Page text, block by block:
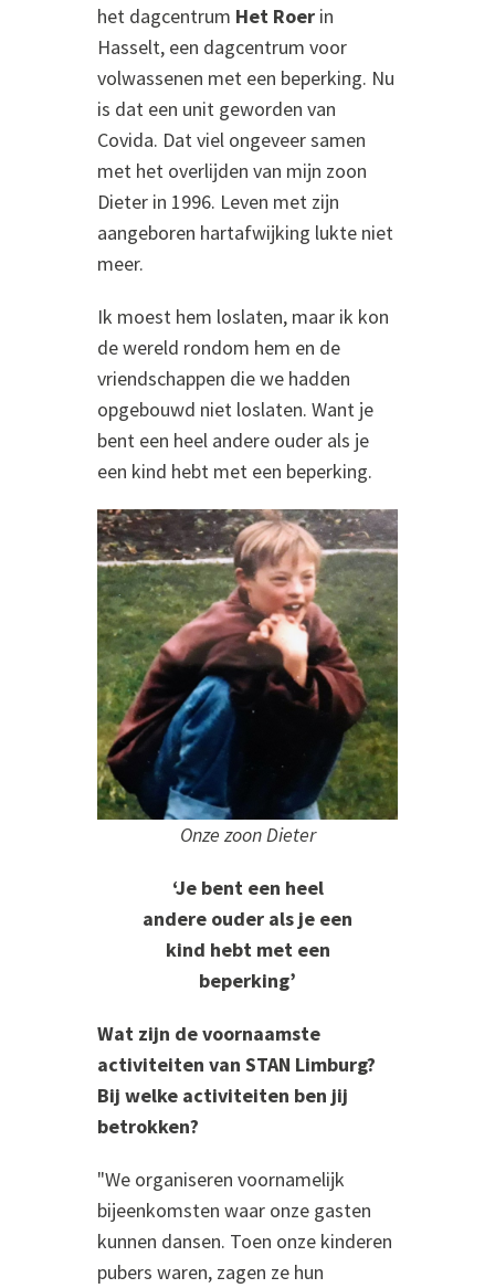
het dagcentrum Het Roer in
Hasselt, een dagcentrum voor
volwassenen met een beperking. Nu
is dat een unit geworden van
Covida. Dat viel ongeveer samen
met het overlijden van mijn zoon
Dieter in 1996. Leven met zijn
aangeboren hartafwijking lukte niet
meer.
Ik moest hem loslaten, maar ik kon
de wereld rondom hem en de
vriendschappen die we hadden
opgebouwd niet loslaten. Want je
bent een heel andere ouder als je
een kind hebt met een beperking.
Onze zoon Dieter
‘Je bent een heel
andere ouder als je een
kind hebt met een
beperking’
Wat zijn de voornaamste
activiteiten van STAN Limburg?
Bij welke activiteiten ben jij
betrokken?
"We organiseren voornamelijk
bijeenkomsten waar onze gasten
kunnen dansen. Toen onze kinderen
pubers waren, zagen ze hun